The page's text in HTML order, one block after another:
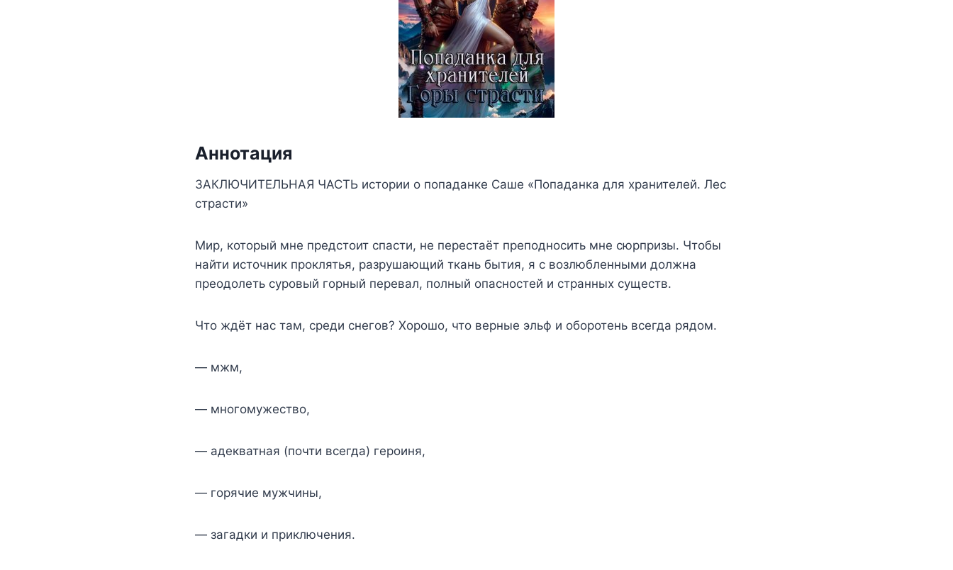
Аннотация
ЗАКЛЮЧИТЕЛЬНАЯ ЧАСТЬ истории о попаданке Саше «Попаданка для хранителей. Лес
страсти»
Мир, который мне предстоит спасти, не перестаёт преподносить мне сюрпризы. Чтобы
найти источник проклятья, разрушающий ткань бытия, я с возлюбленными должна
преодолеть суровый горный перевал, полный опасностей и странных существ.
Что ждёт нас там, среди снегов? Хорошо, что верные эльф и оборотень всегда рядом.
— мжм,
— многомужество,
— адекватная (почти всегда) героиня,
— горячие мужчины,
— загадки и приключения.